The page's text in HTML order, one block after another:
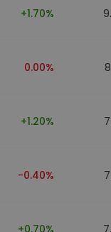
+1.70%
0.00%
+1.20%
-0.40%
+0.70%